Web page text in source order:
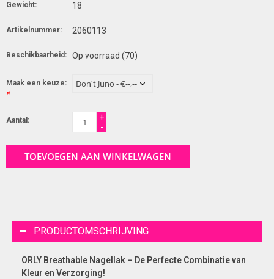
Gewicht: 18
Artikelnummer: 2060113
Beschikbaarheid: Op voorraad (70)
Maak een keuze:
*
Aantal:
+
-
TOEVOEGEN AAN WINKELWAGEN
PRODUCTOMSCHRIJVING
ORLY Breathable Nagellak – De Perfecte Combinatie van
Kleur en Verzorging!